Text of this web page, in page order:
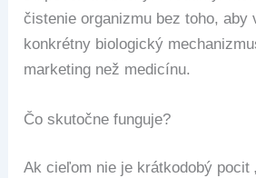
čistenie organizmu bez toho, aby
konkrétny biologický
marketing než medicínu.
Čo skutočne funguje?
Ak cieľom nie je krátkodobý pocit